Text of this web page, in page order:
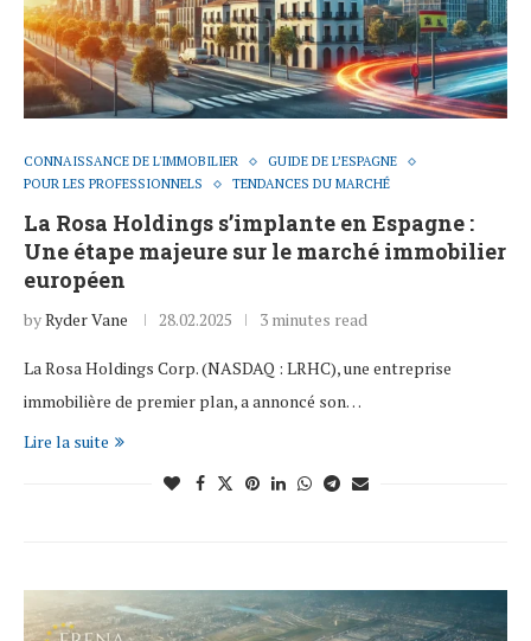
CONNAISSANCE DE L'IMMOBILIER
GUIDE DE L’ESPAGNE
POUR LES PROFESSIONNELS
TENDANCES DU MARCHÉ
La Rosa Holdings s’implante en Espagne :
Une étape majeure sur le marché immobilier
européen
byRyder Vane 28.02.2025 3 minutes read
La Rosa Holdings Corp. (NASDAQ : LRHC), une entreprise
immobilière de premier plan, a annoncé son…
Lire la suite